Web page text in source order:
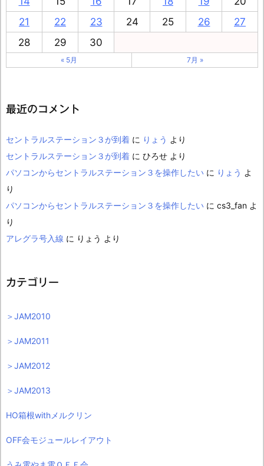
21
22 23 24 25 26
27
28
29 30
« 5月 7月 »
最近のコメント
セントラルステーション３が到着 に りょう より
セントラルステーション３が到着 に ひろせ より
パソコンからセントラルステーション３を操作したい に りょう よ
り
パソコンからセントラルステーション３を操作したい に cs3_fan よ
り
アレグラ号入線 に りょう より
カテゴリー
＞JAM2010
＞JAM2011
＞JAM2012
＞JAM2013
HO箱根withメルクリン
OFF会モジュールレイアウト